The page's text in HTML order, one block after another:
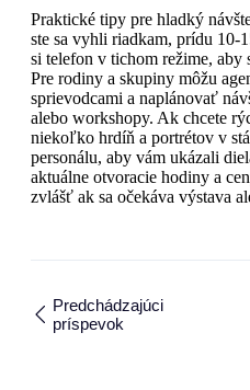
Praktické tipy pre hladký
ste sa vyhli riadkam, prídu 10-
si telefon v tichom režime, aby
Pre rodiny a skupiny môžu
sprievodcami a naplánovať
alebo workshopy. Ak chcete
niekoľko hrdíň a portrétov v
personálu, aby vám ukázali
aktuálne otvoracie hodiny a
zvlášť ak sa očekáva výstava
Predchádzajúci
príspevok